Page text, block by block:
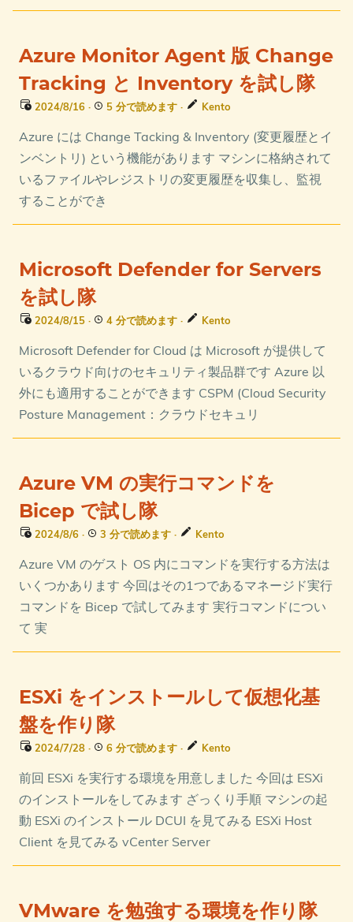
Azure Monitor Agent 版 Change
Tracking と Inventory を試し隊
2024/8/16 · 5 分で読めます · Kento
Azure には Change Tacking & Inventory (変更履歴とイ
ンベントリ) という機能があります マシンに格納されて
いるファイルやレジストリの変更履歴を収集し、監視
することができ
Microsoft Defender for Servers
を試し隊
2024/8/15 · 4 分で読めます · Kento
Microsoft Defender for Cloud は Microsoft が提供して
いるクラウド向けのセキュリティ製品群です Azure 以
外にも適用することができます CSPM (Cloud Security
Posture Management：クラウドセキュリ
Azure VM の実行コマンドを
Bicep で試し隊
2024/8/6 · 3 分で読めます · Kento
Azure VM のゲスト OS 内にコマンドを実行する方法は
いくつかあります 今回はその1つであるマネージド実行
コマンドを Bicep で試してみます 実行コマンドについ
て 実
ESXi をインストールして仮想化基
盤を作り隊
2024/7/28 · 6 分で読めます · Kento
前回 ESXi を実行する環境を用意しました 今回は ESXi
のインストールをしてみます ざっくり手順 マシンの起
動 ESXi のインストール DCUI を見てみる ESXi Host
Client を見てみる vCenter Server
VMware を勉強する環境を作り隊